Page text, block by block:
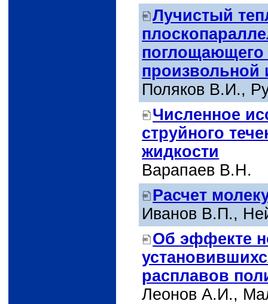
Лучистый
поглощающего
произвольной
Поляков В.И.,
Численное
струйного
жидкости
Варапаев В.Н.
Расчет
Иванов В.П.,
Об эффекте
расплавов
Леонов А.И.,